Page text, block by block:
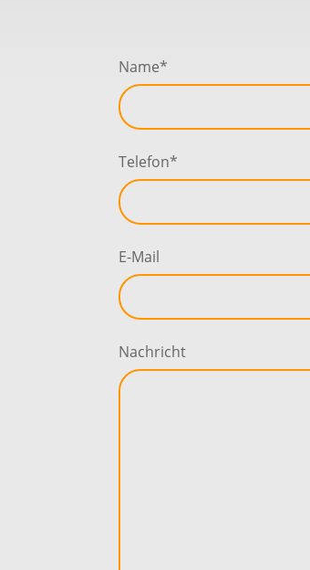
Name*
Telefon*
E-Mail
Nachricht